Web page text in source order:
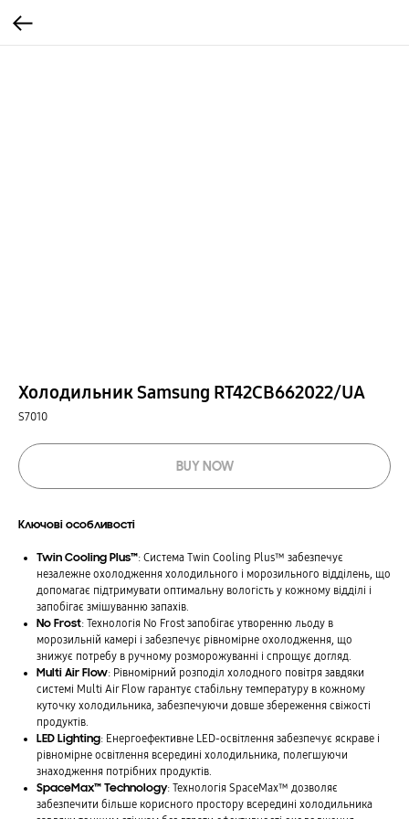
Холодильник Samsung RT42CB662022/UA
S7010
BUY NOW
Ключові особливості
Twin Cooling Plus™: Система Twin Cooling Plus™ забезпечує
незалежне охолодження холодильного і морозильного відділень, що
допомагає підтримувати оптимальну вологість у кожному відділі і
запобігає змішуванню запахів.
No Frost: Технологія No Frost запобігає утворенню льоду в
морозильній камері і забезпечує рівномірне охолодження, що
знижує потребу в ручному розморожуванні і спрощує догляд.
Multi Air Flow: Рівномірний розподіл холодного повітря завдяки
системі Multi Air Flow гарантує стабільну температуру в кожному
куточку холодильника, забезпечуючи довше збереження свіжості
продуктів.
LED Lighting: Енергоефективне LED-освітлення забезпечує яскраве і
рівномірне освітлення всередині холодильника, полегшуючи
знаходження потрібних продуктів.
SpaceMax™ Technology: Технологія SpaceMax™ дозволяє
забезпечити більше корисного простору всередині холодильника